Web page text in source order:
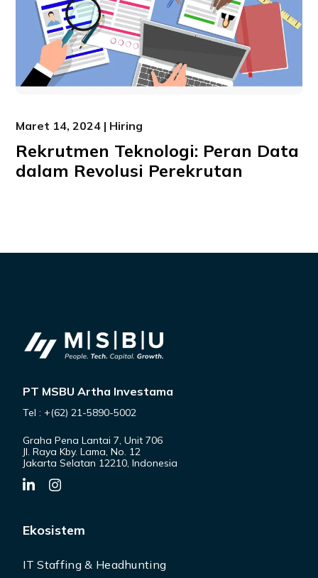
Maret 14, 2024 | Hiring
Rekrutmen Teknologi: Peran Data
dalam Revolusi Perekrutan
PT MSBU Artha Investama
Tel : +(62) 21-5890-5002
Graha Pena Lantai 7, Unit 706
Jl. Raya Kby. Lama, No. 12
Jakarta Selatan 12210, Indonesia
Ekosistem
IT Staffing & Headhunting